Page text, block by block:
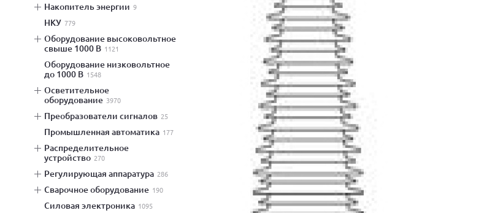
накопитель энергии 9
НКУ 779
оборудование высоковольтное
свыше 1000 В 1121
оборудование низковольтное
до 1000 В 1548
осветительное
оборудование 3970
преобразователи сигналов 25
промышленная автоматика 177
распределительное
устройство 270
регулирующая аппаратура 286
сварочное оборудование 190
силовая электроника 1095